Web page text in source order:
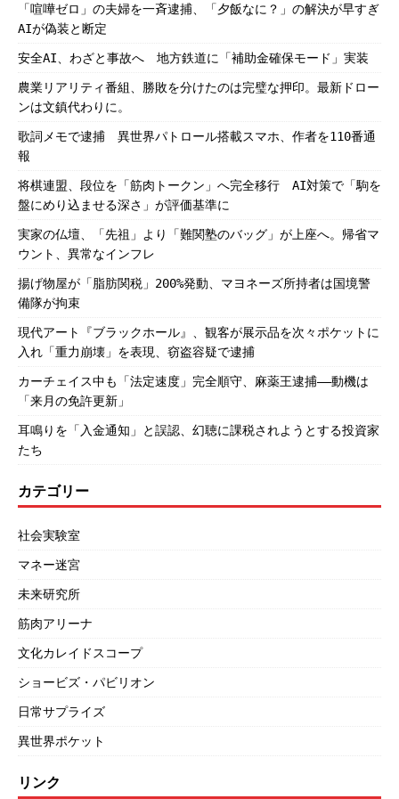
「喧嘩ゼロ」の夫婦を一斉逮捕、「夕飯なに？」の解決が早すぎ
AIが偽装と断定
安全AI、わざと事故へ 地方鉄道に「補助金確保モード」実装
農業リアリティ番組、勝敗を分けたのは完璧な押印。最新ドロー
ンは文鎮代わりに。
歌詞メモで逮捕 異世界パトロール搭載スマホ、作者を110番通
報
将棋連盟、段位を「筋肉トークン」へ完全移行 AI対策で「駒を
盤にめり込ませる深さ」が評価基準に
実家の仏壇、「先祖」より「難関塾のバッグ」が上座へ。帰省マ
ウント、異常なインフレ
揚げ物屋が「脂肪関税」200%発動、マヨネーズ所持者は国境警
備隊が拘束
現代アート『ブラックホール』、観客が展示品を次々ポケットに
入れ「重力崩壊」を表現、窃盗容疑で逮捕
カーチェイス中も「法定速度」完全順守、麻薬王逮捕――動機は
「来月の免許更新」
耳鳴りを「入金通知」と誤認、幻聴に課税されようとする投資家
たち
カテゴリー
社会実験室
マネー迷宮
未来研究所
筋肉アリーナ
文化カレイドスコープ
ショービズ・パビリオン
日常サプライズ
異世界ポケット
リンク